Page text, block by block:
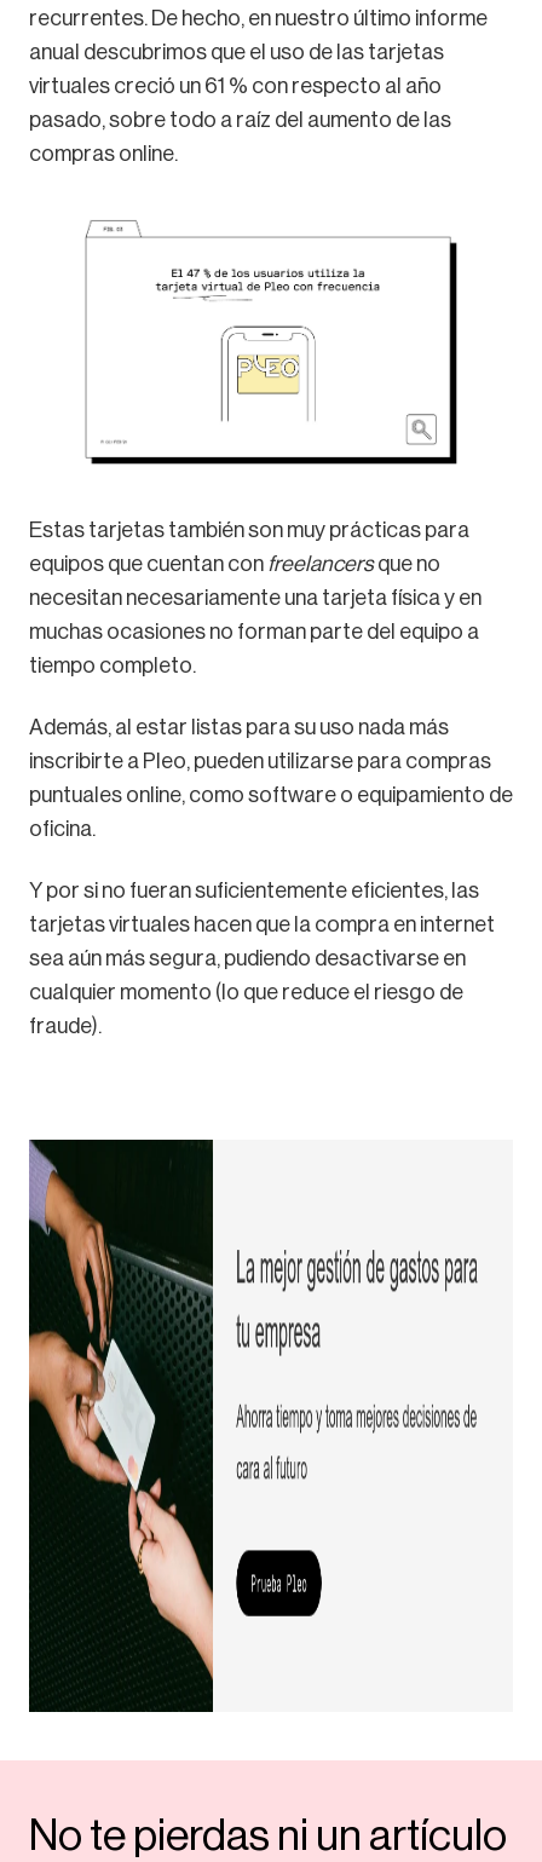
recurrentes. De hecho, en nuestro último informe
anual descubrimos que el uso de las tarjetas
virtuales creció un 61 % con respecto al año
pasado, sobre todo a raíz del aumento de las
compras online.
Estas tarjetas también son muy prácticas para
equipos que cuentan con freelancersque no
necesitan necesariamente una tarjeta física y en
muchas ocasiones no forman parte del equipo a
tiempo completo.
Además, al estar listas para su uso nada más
inscribirte a Pleo, pueden utilizarse para compras
puntuales online, como software o equipamiento de
oficina.
Y por si no fueran suficientemente eficientes, las
tarjetas virtuales hacen que la compra en internet
sea aún más segura, pudiendo desactivarse en
cualquier momento (lo que reduce el riesgo de
fraude).
No te pierdas ni un artículo